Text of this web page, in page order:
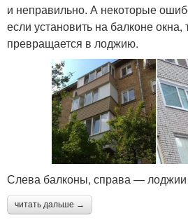
и неправильно. А некоторые
если установить на балконе окна,
превращается в лоджию.
Слева балконы, справа — лоджии
читать дальше →